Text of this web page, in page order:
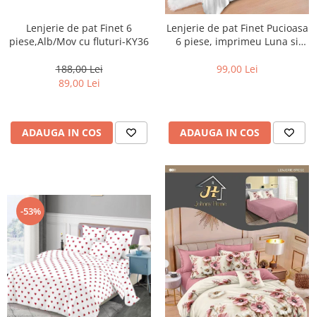
Lenjerie de pat Finet 6
piese,Alb/Mov cu fluturi-KY36
188,00 Lei
89,00 Lei
ADAUGA IN COS
Lenjerie de pat Finet Pucioasa
6 piese, imprimeu Luna si
99,00 Lei
ADAUGA IN COS
-53%